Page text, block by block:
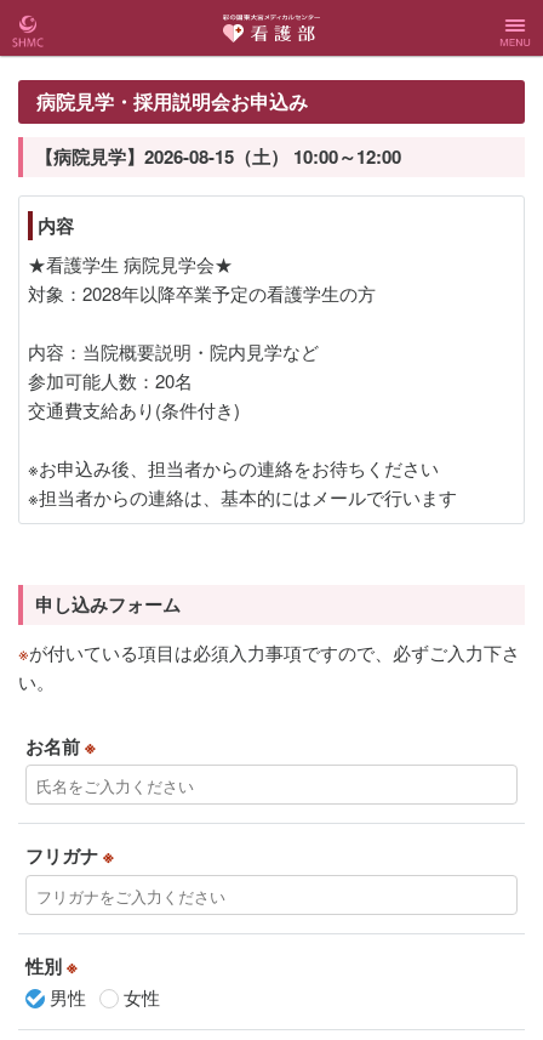
彩の国
東大宮
メディ
ンター
Webサ
イト
彩の国東大宮
ンター 看護
Menu
病院見学・採用説明会お申込み
【病院見学】2026-08-15（土） 10:00～12:00
内容
★看護学生 病院見学会★
対象：2028年以降卒業予定の看護学生の方
内容：当院概要説明・院内見学など
参加可能人数：20名
交通費支給あり(条件付き)
※お申込み後、担当者からの連絡をお待ちください
※担当者からの連絡は、基本的にはメールで行います
申し込みフォーム
※が付いている項目は必須入力事項ですので、必ずご入力下さ
い。
お名前※
フリガナ※
性別※
男性 女性